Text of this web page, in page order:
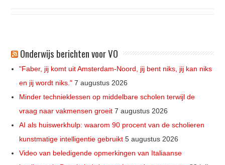
Onderwijs berichten voor VO
"Faber, jij komt uit Amsterdam-Noord, jij bent niks, jij kan niks
en jij wordt niks." 7 augustus 2026
Minder technieklessen op middelbare scholen terwijl de
vraag naar vakmensen groeit 7 augustus 2026
AI als huiswerkhulp: waarom 90 procent van de scholieren
kunstmatige intelligentie gebruikt 5 augustus 2026
Video van beledigende opmerkingen van Italiaanse